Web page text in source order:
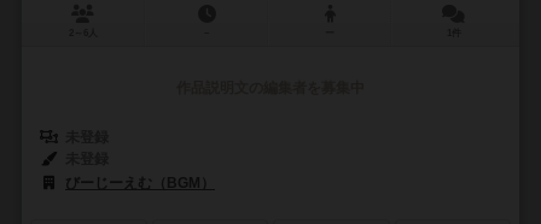
びーじーえむ（BGM）